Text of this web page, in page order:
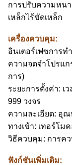
การปรับความหน
เหล็กไร้ขัดเหล็ก
เครื่องควบคุม:
อินเตอร์เฟซการทํ
ความจดจําโปรแก
การ)
ระยะการตั้งค่า: เ
999 วงจร
ความละเอียด: อุณ
ทางเข้า: เทอร์โม
วิธีควบคุม: การค
ฟังก์ชันเพิ่มเติม: